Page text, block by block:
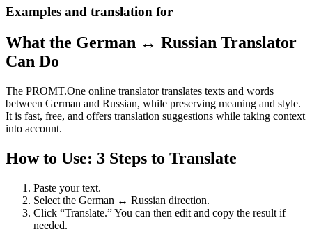
Examples and translation for
What the German ↔ Russian Translator
Can Do
The PROMT.One online translator translates texts and words
between German and Russian, while preserving meaning and style.
It is fast, free, and offers translation suggestions while taking context
into account.
How to Use: 3 Steps to Translate
Paste your text.
Select the German ↔ Russian direction.
Click “Translate.” You can then edit and copy the result if
needed.